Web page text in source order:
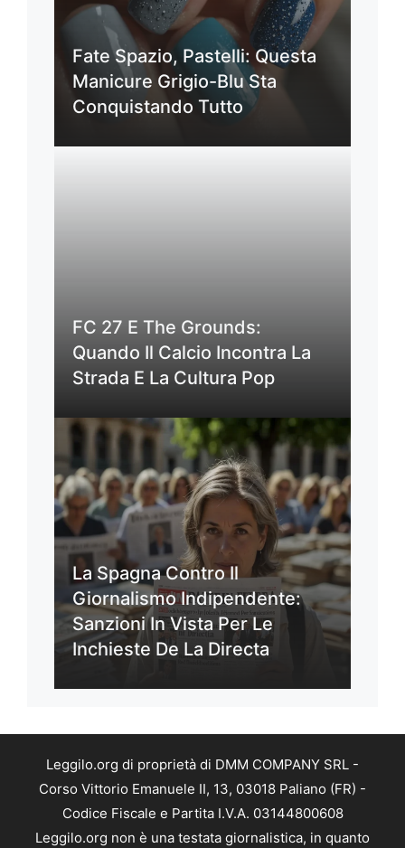
Fate Spazio, Pastelli: Questa
Manicure Grigio-Blu Sta
Conquistando Tutto
FC 27 E The Grounds:
Quando Il Calcio Incontra La
Strada E La Cultura Pop
La Spagna Contro Il
Giornalismo Indipendente:
Sanzioni In Vista Per Le
Inchieste De La Directa
Leggilo.org di proprietà di DMM COMPANY SRL -
Corso Vittorio Emanuele II, 13, 03018 Paliano (FR) -
Codice Fiscale e Partita I.V.A. 03144800608
Leggilo.org non è una testata giornalistica, in quanto